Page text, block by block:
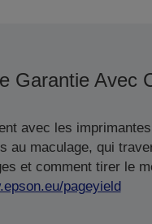
Garantie Avec
avec les
maculage, qui
et comment tirer le
pageyield